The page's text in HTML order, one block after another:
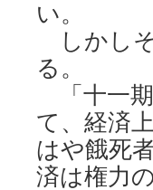
い。
しかし
る。
「十一期
て、経済
はや餓死
済は権力